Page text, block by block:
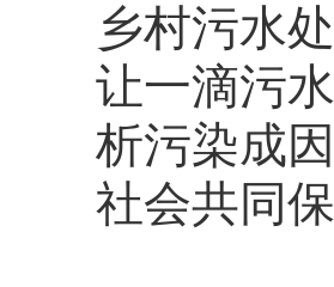
乡村污水
让一滴污
析污染成
社会共同